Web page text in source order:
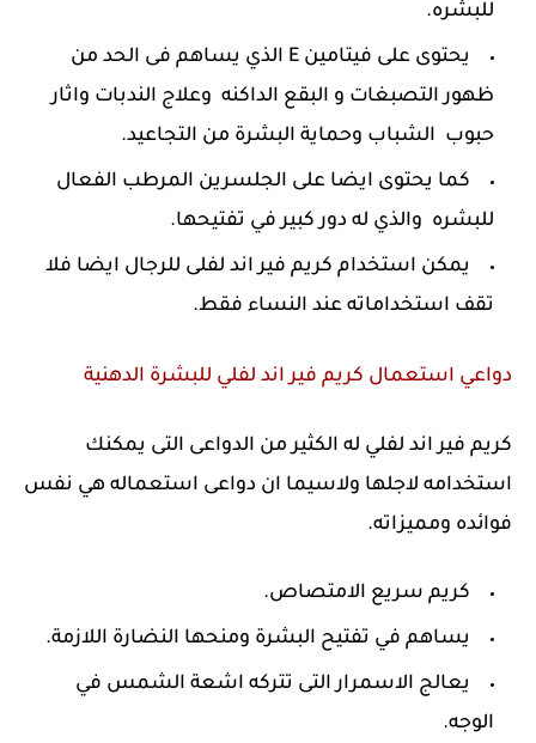
للبشره.
يحتوى على فيتامين E الذي يساهم فى الحد من
ظهور التصبغات و البقع الداكنه وعلاج الندبات واثار
حبوب الشباب وحماية البشرة من التجاعيد.
كما يحتوى ايضا على الجلسرين المرطب الفعال
للبشره والذي له دور كبير في تفتيحها.
يمكن استخدام كريم فير اند لفلى للرجال ايضا فلا
تقف استخداماته عند النساء فقط.
دواعي استعمال كريم فير اند لفلي للبشرة الدهنية
كريم فير اند لفلي له الكثير من الدواعى التى يمكنك
استخدامه لاجلها ولاسيما ان دواعى استعماله هي نفس
فوائده ومميزاته.
كريم سريع الامتصاص.
يساهم في تفتيح البشرة ومنحها النضارة اللازمة.
يعالج الاسمرار التى تتركه اشعة الشمس في
الوجه.